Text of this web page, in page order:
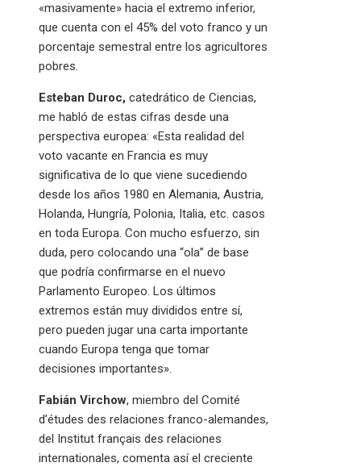
«masivamente» hacia el extremo inferior,
que cuenta con el 45% del voto franco y un
porcentaje semestral entre los agricultores
pobres.
Esteban Duroc, catedrático de Ciencias,
me habló de estas cifras desde una
perspectiva europea: «Esta realidad del
voto vacante en Francia es muy
significativa de lo que viene sucediendo
desde los años 1980 en Alemania, Austria,
Holanda, Hungría, Polonia, Italia, etc. casos
en toda Europa. Con mucho esfuerzo, sin
duda, pero colocando una “ola” de base
que podría confirmarse en el nuevo
Parlamento Europeo. Los últimos
extremos están muy divididos entre sí,
pero pueden jugar una carta importante
cuando Europa tenga que tomar
decisiones importantes».
Fabián Virchow, miembro del Comité
d’études des relaciones franco-alemandes,
del Institut français des relaciones
internationales, comenta así el creciente